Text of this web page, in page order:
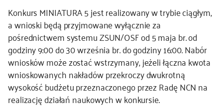
Konkurs MINIATURA 5 jest realizowany w trybie ciągłym,
a wnioski będą przyjmowane wyłącznie za
pośrednictwem systemu ZSUN/OSF od 5 maja br. od
godziny 9:00 do 30 września br. do godziny 16:00. Nabór
wniosków może zostać wstrzymany, jeżeli łączna kwota
wnioskowanych nakładów przekroczy dwukrotną
wysokość budżetu przeznaczonego przez Radę NCN na
realizację działań naukowych w konkursie.